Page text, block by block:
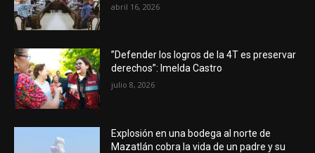
abril 16, 2026
”Defender los logros de la 4T es preservar
derechos”: Imelda Castro
julio 8, 2026
Explosión en una bodega al norte de
Mazatlán cobra la vida de un padre y su